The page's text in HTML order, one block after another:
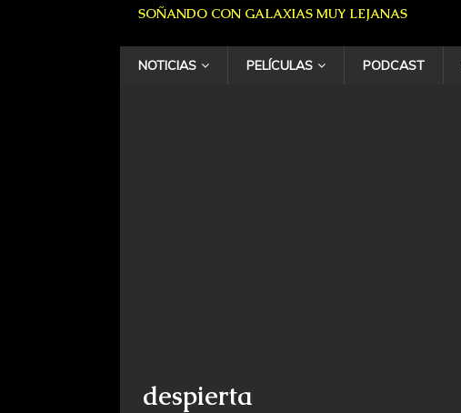
SOÑANDO CON GALAXIAS MUY LEJANAS
NOTICIAS PELÍCULAS PODCAST
despierta